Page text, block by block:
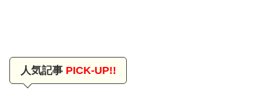
人気記事PICK-UP!!